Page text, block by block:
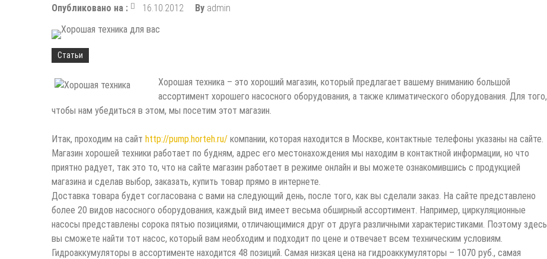
Опубликовано на : 16.10.2012 By admin
Статьи
Хорошая техника – это хороший магазин, который предлагает вашему вниманию большой
ассортимент хорошего насосного оборудования, а также климатического оборудования. Для того,
чтобы нам убедиться в этом, мы посетим этот магазин.
Итак, проходим на сайт http://pump.horteh.ru/ компании, которая находится в Москве, контактные телефоны указаны на сайте.
Магазин хорошей техники работает по будням, адрес его местонахождения мы находим в контактной информации, но что
приятно радует, так это то, что на сайте магазин работает в режиме онлайн и вы можете ознакомившись с продукцией
магазина и сделав выбор, заказать, купить товар прямо в интернете.
Доставка товара будет согласована с вами на следующий день, после того, как вы сделали заказ. На сайте представлено
более 20 видов насосного оборудования, каждый вид имеет весьма обширный ассортимент. Например, циркуляционные
насосы представлены сорока пятью позициями, отличающимися друг от друга различными характеристиками. Поэтому здесь
вы сможете найти тот насос, который вам необходим и подходит по цене и отвечает всем техническим условиям.
Гидроаккумуляторы в ассортименте находится 48 позиций. Самая низкая цена на гидроаккумуляторы – 1070 руб., самая